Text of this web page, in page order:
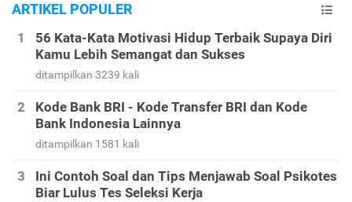
ARTIKEL POPULER
56 Kata-Kata Motivasi Hidup Terbaik Supaya Diri
Kamu Lebih Semangat dan Sukses
ditampilkan 3239 kali
Kode Bank BRI - Kode Transfer BRI dan Kode
Bank Indonesia Lainnya
ditampilkan 1581 kali
Ini Contoh Soal dan Tips Menjawab Soal Psikotes
Biar Lulus Tes Seleksi Kerja